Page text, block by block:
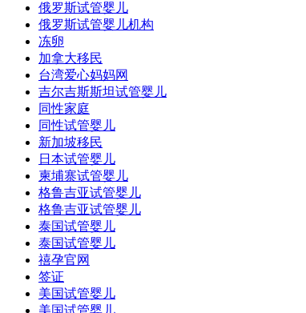
俄罗斯试管婴儿
俄罗斯试管婴儿机构
冻卵
加拿大移民
台湾爱心妈妈网
吉尔吉斯斯坦试管婴儿
同性家庭
同性试管婴儿
新加坡移民
日本试管婴儿
柬埔寨试管婴儿
格鲁吉亚试管婴儿
格鲁吉亚试管婴儿
泰国试管婴儿
泰国试管婴儿
禧孕官网
签证
美国试管婴儿